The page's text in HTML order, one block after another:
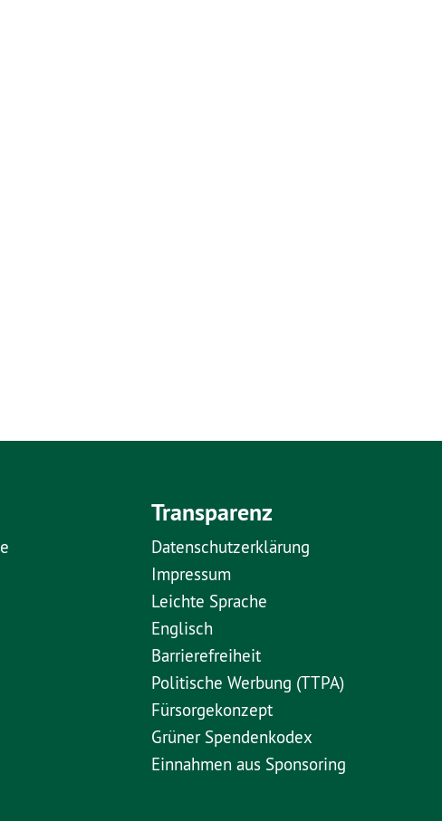
Transparenz
Datenschutzerklärung
Impressum
Leichte Sprache
Englisch
Barrierefreiheit
Politische Werbung (TTPA)
Fürsorgekonzept
Grüner Spendenkodex
Einnahmen aus Sponsoring